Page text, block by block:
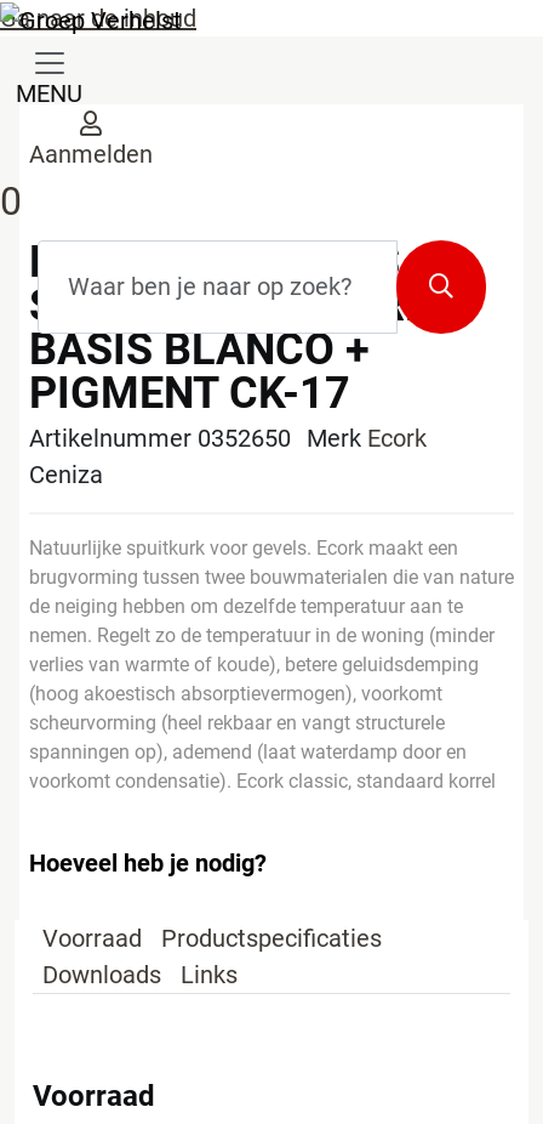
Ga naar de inhoud
MENU
Aanmelden
0
Zoeken
ECORK SPUITGIPS
STANDAARD KORREL
BASIS BLANCO +
PIGMENT CK-17
Artikelnummer 0352650 Merk Ecork
Ceniza
Natuurlijke spuitkurk voor gevels. Ecork maakt een
brugvorming tussen twee bouwmaterialen die van nature
de neiging hebben om dezelfde temperatuur aan te
nemen. Regelt zo de temperatuur in de woning (minder
verlies van warmte of koude), betere geluidsdemping
(hoog akoestisch absorptievermogen), voorkomt
scheurvorming (heel rekbaar en vangt structurele
spanningen op), ademend (laat waterdamp door en
voorkomt condensatie). Ecork classic, standaard korrel
Hoeveel heb je nodig?
Voorraad
Productspecificaties
Downloads
Links
Voorraad